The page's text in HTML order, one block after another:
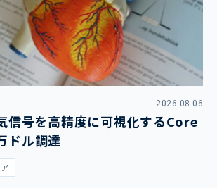
2026.08.06
信号を高精度に可視化するCore
ドル調達